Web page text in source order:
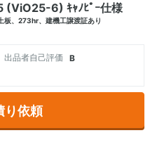
(ViO25-6) ｷｬﾉﾋﾟｰ仕様
板、273hr、建機工譲渡証あり
出品者自己評価
B
り依頼